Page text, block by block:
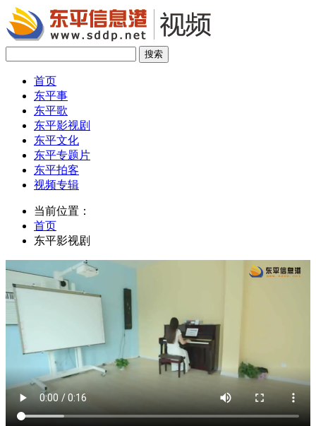
搜索
首页
东平事
东平歌
东平影视剧
东平文化
东平专题片
东平拍客
视频专辑
当前位置：
首页
东平影视剧